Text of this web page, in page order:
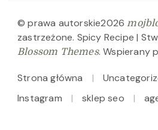
© prawa autorskie2026
zastrzeżone. Spicy Recipe |
Blossom Themes. Wspierany
Strona główna
Instagram
sklep seo